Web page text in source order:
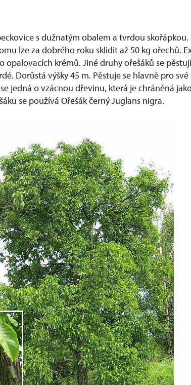
s dužnatým obalem a tvrdou
lze za dobrého roku sklidit až 50 kg ořechů.
opalovacích krémů. Jiné druhy ořešáků se
Dorůstá výšky 45 m. Pěstuje se hlavně pro své
jedná o vzácnou dřevinu, která je chráněná
se používá Ořešák černý Juglans nigra.